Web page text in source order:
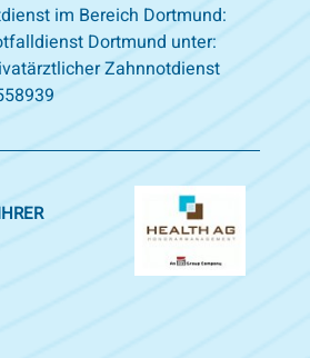
im Bereich Dortmund:
Dortmund unter:
Zahnnotdienst